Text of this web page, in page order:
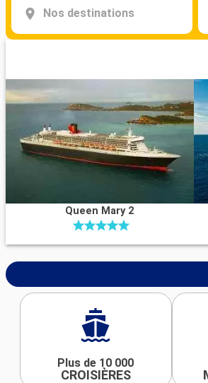
Nos destinations
Queen Mary 2
Plus de 10 000
CROISIÈRES